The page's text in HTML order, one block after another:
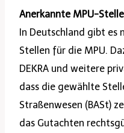
Anerkannte MPU-
In Deutschland gibt
Stellen für die MPU.
DEKRA und weitere
dass die gewählte
Straßenwesen (BASt)
das Gutachten